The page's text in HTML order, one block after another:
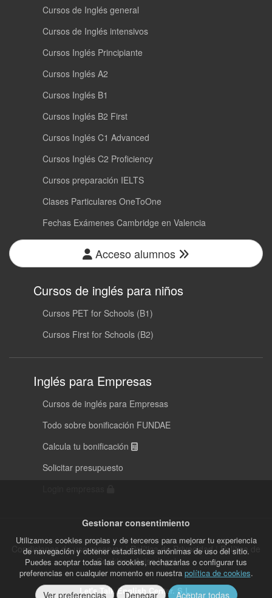
Cursos de Inglés general
Cursos de Inglés intensivos
Cursos Inglés Principiante
Cursos Inglés A2
Cursos Inglés B1
Cursos Inglés B2 First
Cursos Inglés C1 Advanced
Cursos Inglés C2 Proficiency
Cursos preparación IELTS
Clases Particulares OneToOne
Fechas Exámenes Cambridge en Valencia
Acceso alumnos
Cursos de inglés para niños
Cursos PET for Schools (B1)
Cursos First for Schools (B2)
Inglés para Empresas
Cursos de inglés para Empresas
Todo sobre bonificación FUNDAE
Calcula tu bonificación
Solicitar presupuesto
Condiciones de uso reservas|Política de Privacidad|Política de
Cookies|Aviso legal
Let's Talk English Center. S.L.
Gestionar consentimiento
Utilizamos cookies propias y de terceros para mejorar tu experiencia
de navegación y obtener estadísticas anónimas de uso del sitio.
Puedes aceptar todas las cookies, rechazarlas o configurar tus
preferencias en cualquier momento en nuestra política de cookies.
Ver preferencias Denegar Aceptar todas